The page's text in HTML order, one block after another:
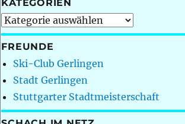
KATEGORIEN
Kategorien
FREUNDE
Ski-Club Gerlingen
Stadt Gerlingen
Stuttgarter Stadtmeisterschaft